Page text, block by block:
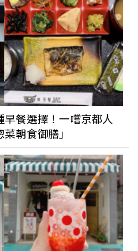
早餐選擇！一嚐京都人
朝食御膳」